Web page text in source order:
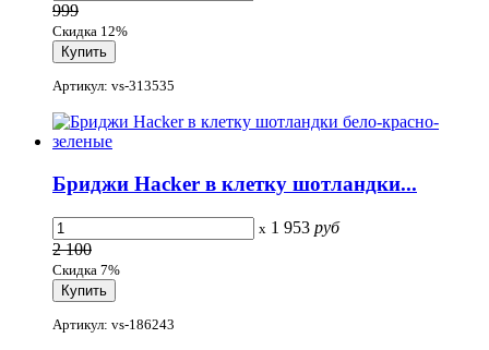
999
Скидка 12%
Артикул: vs-313535
Бриджи Hacker в клетку шотландки...
x 1 953 руб
2 100
Скидка 7%
Артикул: vs-186243